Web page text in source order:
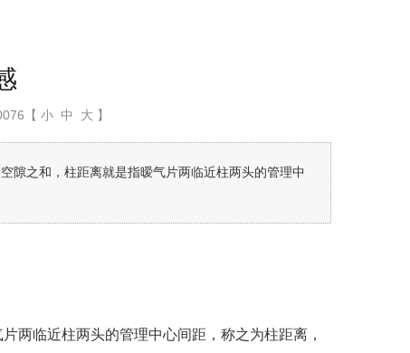
【 小 中 大 】
隙之和，柱距离就是指暧气片两临近柱两头的管理中
两临近柱两头的管理中心间距，称之为柱距离，